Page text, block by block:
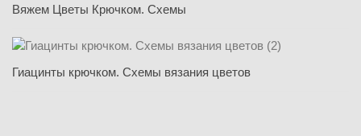
Вяжем Цветы Крючком. Схемы
Гиацинты крючком. Схемы вязания цветов